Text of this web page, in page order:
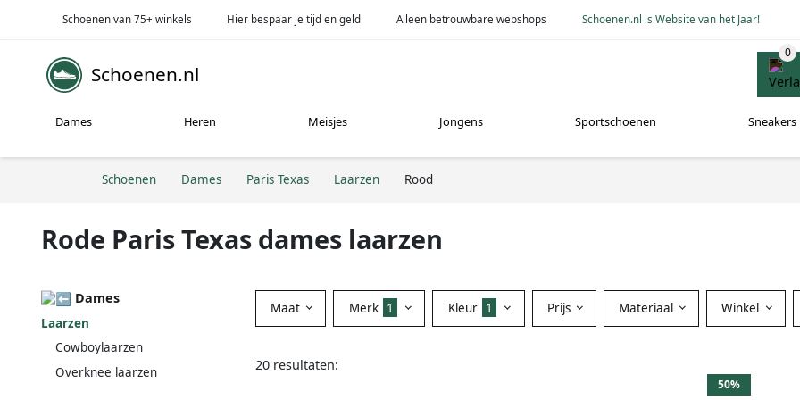
Schoenen van 75+ winkels Hier bespaar je tijd en geld Alleen betrouwbare webshops Schoenen.nl is Website van het Jaar!
Schoenen.nl
Dames Heren Meisjes Jongens Sportschoenen Sneakers
Schoenen Dames Paris Texas Laarzen Rood
Rode Paris Texas dames laarzen
Dames
Laarzen
Cowboylaarzen
Overknee laarzen
Maat Merk 1 Kleur 1 Prijs Materiaal Winkel
20 resultaten:
50%